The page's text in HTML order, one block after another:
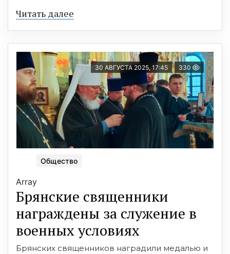
Читать далее
30 АВГУСТА 2025, 17:45 330
Общество
Array
Брянские священники
награждены за служение в
военных условиях
Брянских священников наградили медалью и